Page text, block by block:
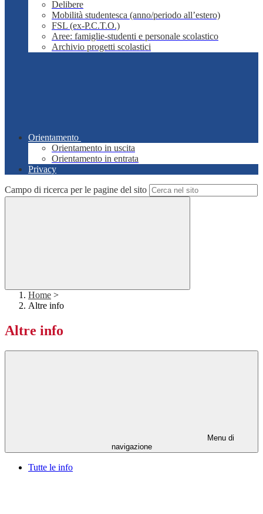
Delibere
Mobilità studentesca (anno/periodo all’estero)
FSL (ex-P.C.T.O.)
Aree: famiglie-studenti e personale scolastico
Archivio progetti scolastici
Orientamento
Orientamento in uscita
Orientamento in entrata
Privacy
Campo di ricerca per le pagine del sito
Home >
Altre info
Altre info
Menu di
navigazione
Tutte le info